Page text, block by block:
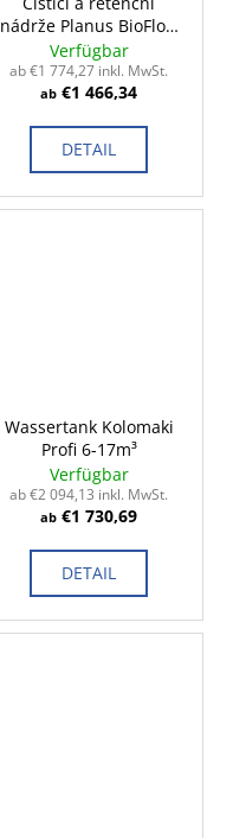
nádrže Planus BioFlow
2-15m³
Verfügbar
ab €1 774,27 inkl. MwSt.
ab €1 466,34
DETAIL
Wassertank Kolomaki
Profi 6-17m³
Verfügbar
ab €2 094,13 inkl. MwSt.
ab €1 730,69
DETAIL